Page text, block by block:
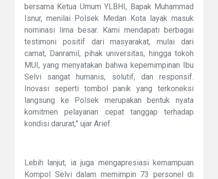
bersama Ketua Umum YLBHI, Bapak Muhammad
Isnur, menilai Polsek Medan Kota layak masuk
nominasi lima besar. Kami mendapati berbagai
testimoni positif dari masyarakat, mulai dari
camat, Danramil, pihak universitas, hingga tokoh
MUI, yang menyatakan bahwa kepemimpinan Ibu
Selvi sangat humanis, solutif, dan responsif.
Inovasi seperti tombol panik yang terkoneksi
langsung ke Polsek merupakan bentuk nyata
komitmen pelayanan cepat tanggap terhadap
kondisi darurat,” ujar Arief.
Lebih lanjut, ia juga mengapresiasi kemampuan
Kompol Selvi dalam memimpin 73 personel di